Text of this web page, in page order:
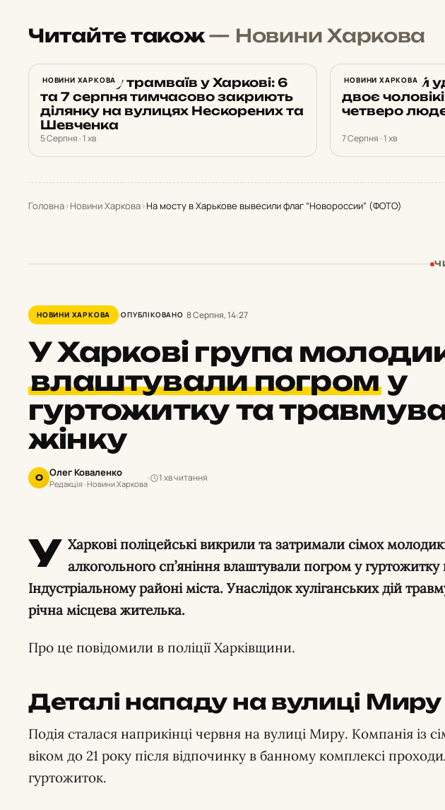
Читайте також— Новини Харкова
НОВИНИ ХАРКОВА
Зміна руху трамваїв у Харкові: 6
та 7 серпня тимчасово закриють
ділянку на вулицях Нескорених та
Шевченка
5 Серпня · 1 хв
НОВИНИ ХАРКОВА
Російський
двоє
четверо
7 Серпня · 1 хв
Головна›Новини Харкова›На мосту в Харькове вывесили флаг “Новороссии” (ФОТО)
НОВИНИ ХАРКОВА ОПУБЛІКОВАНО 8 Серпня, 14:27
У Харкові група
влаштували погром у
гуртожитку та
жінку
О Олег Коваленко
Редакція · Новини Харкова
1 хв читання
У Харкові поліцейські викрили та затримали сімох
алкогольного сп’яніння влаштували погром у гуртожитку
Індустріальному районі міста. Унаслідок хуліганських дій
річна місцева жителька.
Про це повідомили в поліції Харківщини.
Деталі нападу на вулиці Миру
Подія сталася наприкінці червня на вулиці Миру. Компанія із
віком до 21 року після відпочинку в банному комплексі
гуртожиток.